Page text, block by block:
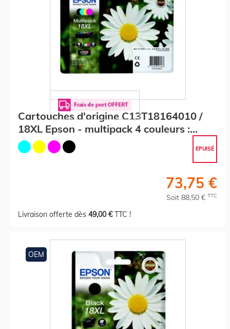
Cartouches d'origine C13T18164010 /
18XL Epson - multipack 4 couleurs :
noire, cyan, magenta, jaune
EPUISÉ
73,75 €
Soit 88,50 € TTC
Livraison offerte dès 49,00 €TTC !
OEM